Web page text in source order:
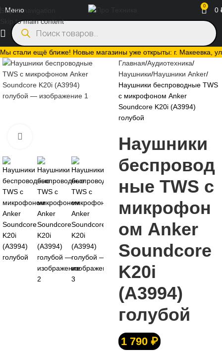
Skip to navigation
Skip to main content
Мы стали ещё ближе! Новые магазины уже открыты: г. Макеевка,
Меню 0 0
Нажмите, чтобы увеличить
Главная Аудиотехника
Наушники Наушники Anker
Наушники беспроводные TWS
с микрофоном Anker
Soundcore K20i (A3994)
голубой
Наушники
беспровод
ные TWS с
микрофон
ом Anker
Soundcore
K20i
(A3994)
голубой
1 790 ₽